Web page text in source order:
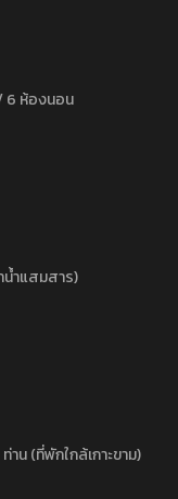
6 ห้องนอน
ำแสมสาร)
(ที่พักใกล้เกาะขาม)